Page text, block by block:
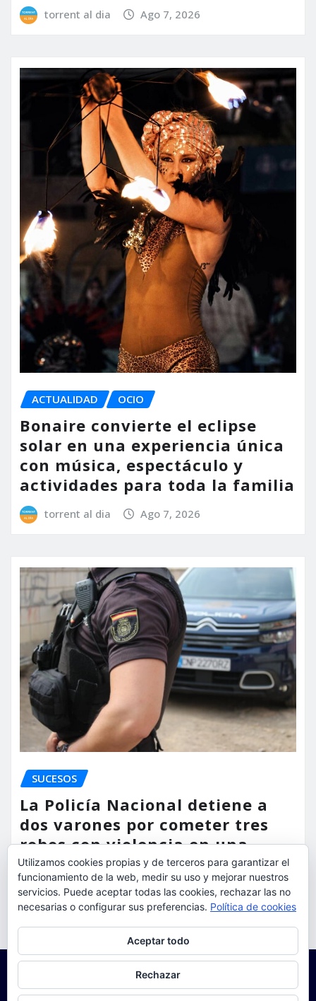
torrent al dia Ago 7, 2026
ACTUALIDAD OCIO
Bonaire convierte el eclipse
solar en una experiencia única
con música, espectáculo y
actividades para toda la familia
torrent al dia Ago 7, 2026
SUCESOS
La Policía Nacional detiene a
dos varones por cometer tres
robos con violencia en una
misma mañana
torrent al dia Ago 7, 2026
Utilizamos cookies propias y de terceros para garantizar el
funcionamiento de la web, medir su uso y mejorar nuestros
servicios. Puede aceptar todas las cookies, rechazar las no
necesarias o configurar sus preferencias. Política de cookies
Aceptar todo
Rechazar
Para obtener más información, incluido cómo gestionar las cookies,